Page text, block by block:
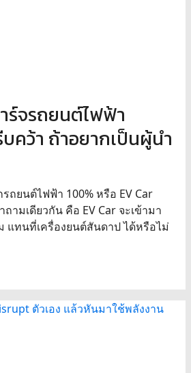
ร์จรถยนต์ไฟฟ้า
คว้า ถ้าอยากเป็นผู้นำ
ถยนต์ไฟฟ้า 100% หรือ EV Car
ามเดียวกัน คือ EV Car จะเข้ามา
แทนที่เครื่องยนต์สันดาป ได้หรือไม่